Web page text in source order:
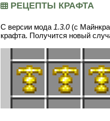
РЕЦЕПТЫ КРАФТА
С версии мода 1.3.0(с
крафта. Получится новый